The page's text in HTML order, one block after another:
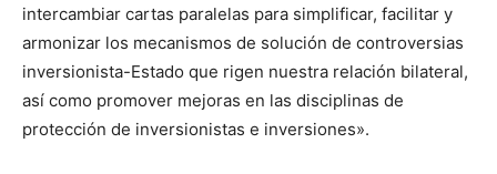
intercambiar cartas paralelas para simplificar, facilitar y
armonizar los mecanismos de solución de controversias
inversionista-Estado que rigen nuestra relación bilateral,
así como promover mejoras en las disciplinas de
protección de inversionistas e inversiones».